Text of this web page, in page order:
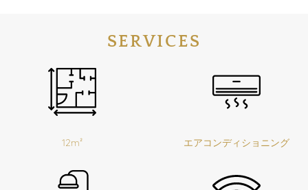
SERVICES
12m² エアコンディショニング